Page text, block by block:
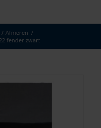
/ Afmeren /
fender zwart